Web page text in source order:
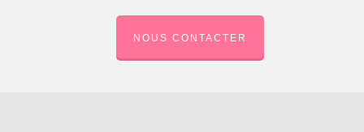
NOUS CONTACTER